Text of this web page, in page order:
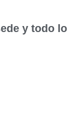
y todo lo